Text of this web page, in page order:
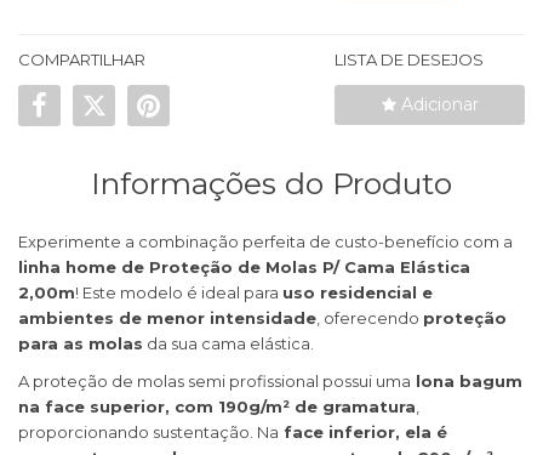
COMPARTILHAR LISTA DE DESEJOS
Adicionar
Informações do Produto
Experimente a combinação perfeita de custo-benefício com a
linha home de Proteção de Molas P/ Cama Elástica
2,00m! Este modelo é ideal para uso residencial e
ambientes de menor intensidade, oferecendo proteção
para as molas da sua cama elástica.
A proteção de molas semi profissional possui uma lona bagum
na face superior, com 190g/m² de gramatura,
proporcionando sustentação. Na face inferior, ela é